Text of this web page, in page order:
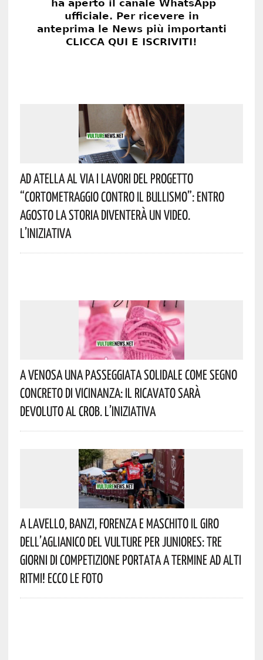
Ad Atella Al Via I Lavori Del Progetto
“Cortometraggio Contro Il Bullismo”: Entro
Agosto La Storia Diventerà Un Video.
L’iniziativa
A Venosa Una Passeggiata Solidale Come Segno
Concreto Di Vicinanza: Il Ricavato Sarà
Devoluto Al CROB. L’iniziativa
A Lavello, Banzi, Forenza E Maschito Il Giro
Dell’Aglianico Del Vulture Per Juniores: Tre
Giorni Di Competizione Portata A Termine Ad Alti
Ritmi! Ecco Le Foto